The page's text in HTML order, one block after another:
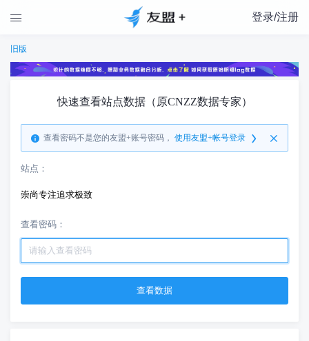
 登录/注册
旧版
快速查看站点数据（原CNZZ数据专家）
查看密码不是您的友盟+账号密码， 使用友盟+帐号登录
站点：
崇尚专注追求极致
查看密码：